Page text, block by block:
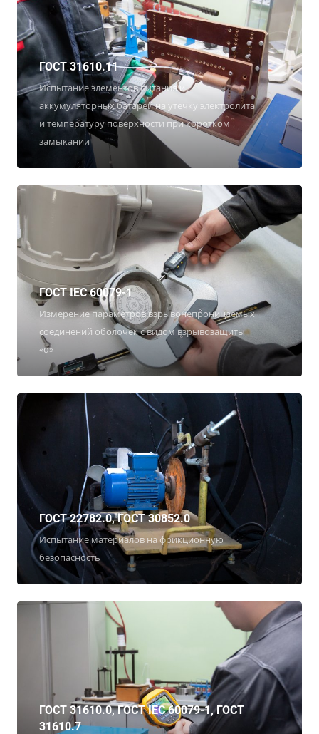
ГОСТ 31610.11
Испытание элементов питания и
аккумуляторных батарей на утечку электролита
и температуру поверхности при коротком
замыкании
ГОСТ IEC 60079-1
Измерение параметров взрывонепроницаемых
соединений оболочек с видом взрывозащиты
«d»
ГОСТ 22782.0, ГОСТ 30852.0
Испытание материалов на фрикционную
безопасность
ГОСТ 31610.0, ГОСТ IEC 60079-1, ГОСТ
31610.7